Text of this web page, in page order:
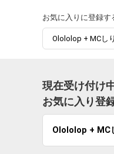
お気に入りに登録す
Olololop + MCし
現在受け付け
お気に入り登
Olololop + MC